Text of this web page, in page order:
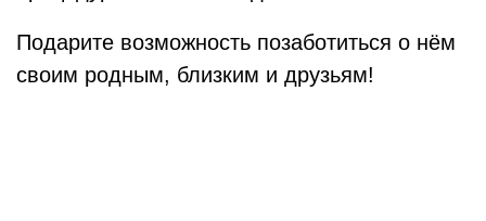
Подарите возможность позаботиться о нём
своим родным, близким и друзьям!